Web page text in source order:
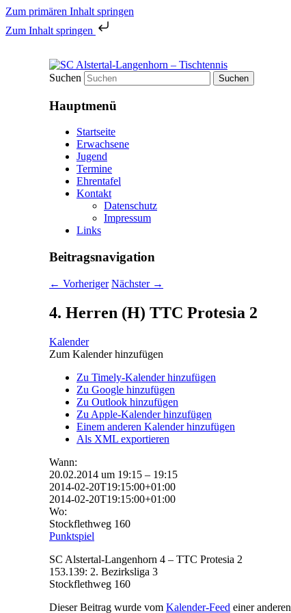
Zum primären Inhalt springen
Zum Inhalt springen
SC Alstertal-Langenhorn
Tischtennis in Hamburgs Norden
Suchen
Hauptmenü
Startseite
Erwachsene
Jugend
Termine
Ehrentafel
Kontakt
Datenschutz
Impressum
Links
Beitragsnavigation
← Vorheriger Nächster →
4. Herren (H) TTC Protesia 2
Kalender
Zum Kalender hinzufügen
Zu Timely-Kalender hinzufügen
Zu Google hinzufügen
Zu Outlook hinzufügen
Zu Apple-Kalender hinzufügen
Einem anderen Kalender hinzufügen
Als XML exportieren
Wann:
20.02.2014 um 19:15 – 19:15
2014-02-20T19:15:00+01:00
2014-02-20T19:15:00+01:00
Wo:
Stockflethweg 160
Punktspiel
SC Alstertal-Langenhorn 4 – TTC Protesia 2
153.139: 2. Bezirksliga 3
Stockflethweg 160
Dieser Beitrag wurde vom Kalender-Feed einer